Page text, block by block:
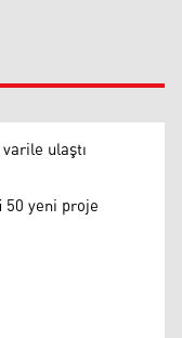
ulaştı
50 yeni proje